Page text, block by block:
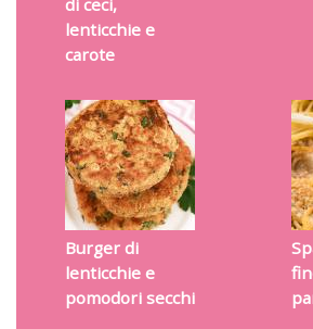
lenticchie e
carote
Burger di
lenticchie e
pomodori secchi